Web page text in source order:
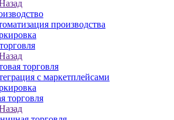
производства
торговля
с маркетплейсами
торговля